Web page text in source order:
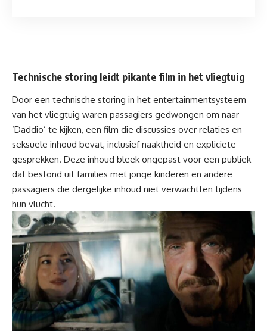
Technische storing leidt pikante film in het vliegtuig
Door een technische storing in het entertainmentsysteem
van het vliegtuig waren passagiers gedwongen om naar
‘Daddio’ te kijken, een film die discussies over relaties en
seksuele inhoud bevat, inclusief naaktheid en expliciete
gesprekken. Deze inhoud bleek ongepast voor een publiek
dat bestond uit families met jonge kinderen en andere
passagiers die dergelijke inhoud niet verwachtten tijdens
hun vlucht.